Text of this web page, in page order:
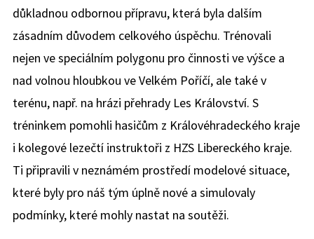
důkladnou odbornou přípravu, která byla dalším
zásadním důvodem celkového úspěchu. Trénovali
nejen ve speciálním polygonu pro činnosti ve výšce a
nad volnou hloubkou ve Velkém Poříčí, ale také v
terénu, např. na hrázi přehrady Les Království. S
tréninkem pomohli hasičům z Královéhradeckého kraje
i kolegové lezečtí instruktoři z HZS Libereckého kraje.
Ti připravili v neznámém prostředí modelové situace,
které byly pro náš tým úplně nové a simulovaly
podmínky, které mohly nastat na soutěži.